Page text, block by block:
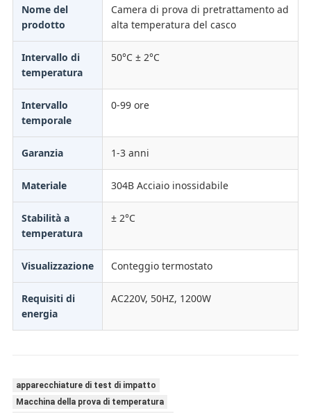
Nome del
prodotto
Camera di prova di pretrattamento ad
alta temperatura del casco
Intervallo di
temperatura
50°C ± 2°C
Intervallo
temporale
0-99 ore
Garanzia 1-3 anni
Materiale 304B Acciaio inossidabile
Stabilità a
temperatura
± 2°C
Visualizzazione Conteggio termostato
Requisiti di
energia
AC220V, 50HZ, 1200W
apparecchiature di test di impatto
Macchina della prova di temperatura